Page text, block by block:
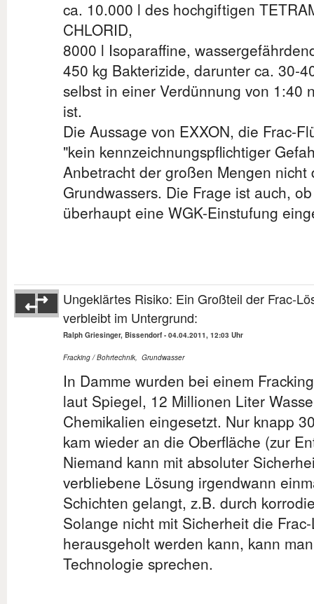
ca. 10.000 l des hochgiftigen
CHLORID,
8000 l Isoparaffine,
450 kg Bakterizide, darunter ca. 30-
selbst in einer Verdünnung von 1:40
ist.
Die Aussage von EXXON, die Frac-
"kein kennzeichnungspflichtiger
Anbetracht der großen Mengen nicht
Grundwassers. Die Frage ist auch,
überhaupt eine WGK-Einstufung
Ungeklärtes Risiko: Ein Großteil der Frac-
verbleibt im Untergrund:
Ralph Griesinger, Bissendorf - 04.04.2011, 12:03 Uhr
Fracking / Bohrtechnik, Grundwasser
In Damme wurden bei einem
laut Spiegel, 12 Millionen Liter
Chemikalien eingesetzt. Nur knapp
kam wieder an die Oberfläche (zur
Niemand kann mit absoluter
verbliebene Lösung irgendwann
Schichten gelangt, z.B. durch
Solange nicht mit Sicherheit die
herausgeholt werden kann, kann
Technologie sprechen.